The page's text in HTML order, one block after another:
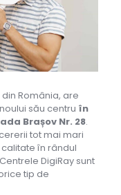
România, are
său centru în
Brașov Nr. 28.
tot mai mari
în rândul
DigiRay sunt
tip de